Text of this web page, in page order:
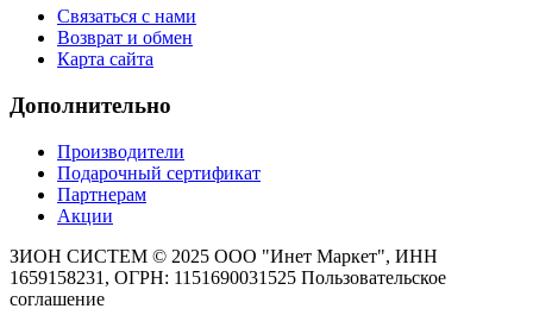
Связаться с нами
Возврат и обмен
Карта сайта
Дополнительно
Производители
Подарочный сертификат
Партнерам
Акции
ЗИОН СИСТЕМ © 2025 ООО "Инет Маркет", ИНН
1659158231, ОГРН: 1151690031525 Пользовательское
соглашение